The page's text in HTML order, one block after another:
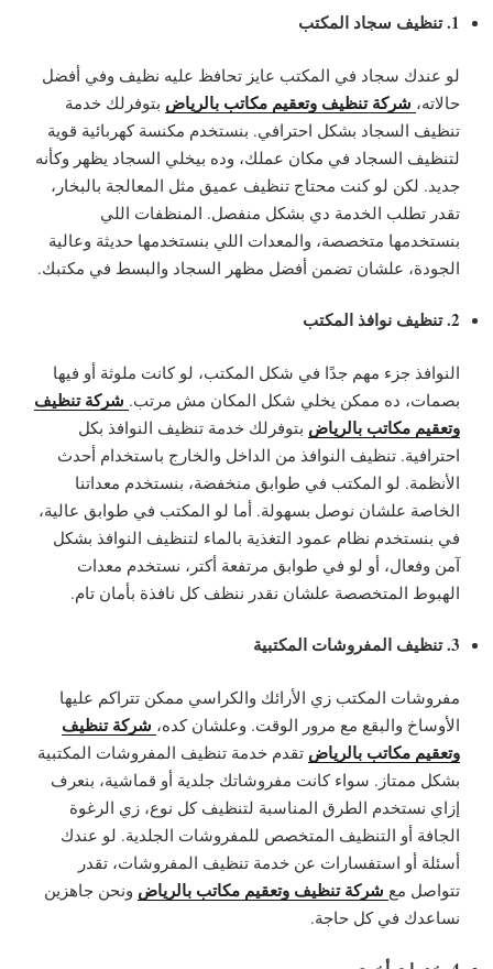
1. تنظيف سجاد المكتب
لو عندك سجاد في المكتب عايز تحافظ عليه نظيف وفي أفضل
حالاته، شركة تنظيف وتعقيم مكاتب بالرياض بتوفرلك خدمة
تنظيف السجاد بشكل احترافي. بنستخدم مكنسة كهربائية قوية
لتنظيف السجاد في مكان عملك، وده بيخلي السجاد يظهر وكأنه
جديد. لكن لو كنت محتاج تنظيف عميق مثل المعالجة بالبخار،
تقدر تطلب الخدمة دي بشكل منفصل. المنظفات اللي
بنستخدمها متخصصة، والمعدات اللي بنستخدمها حديثة وعالية
الجودة، علشان تضمن أفضل مظهر السجاد والبسط في مكتبك.
2. تنظيف نوافذ المكتب
النوافذ جزء مهم جدًا في شكل المكتب، لو كانت ملوثة أو فيها
بصمات، ده ممكن يخلي شكل المكان مش مرتب. شركة تنظيف
وتعقيم مكاتب بالرياض بتوفرلك خدمة تنظيف النوافذ بكل
احترافية. تنظيف النوافذ من الداخل والخارج باستخدام أحدث
الأنظمة. لو المكتب في طوابق منخفضة، بنستخدم معداتنا
الخاصة علشان نوصل بسهولة. أما لو المكتب في طوابق عالية،
في بنستخدم نظام عمود التغذية بالماء لتنظيف النوافذ بشكل
آمن وفعال، أو لو في طوابق مرتفعة أكتر، نستخدم معدات
الهبوط المتخصصة علشان نقدر ننظف كل نافذة بأمان تام.
3. تنظيف المفروشات المكتبية
مفروشات المكتب زي الأرائك والكراسي ممكن تتراكم عليها
الأوساخ والبقع مع مرور الوقت. وعلشان كده، شركة تنظيف
وتعقيم مكاتب بالرياض تقدم خدمة تنظيف المفروشات المكتبية
بشكل ممتاز. سواء كانت مفروشاتك جلدية أو قماشية، بنعرف
إزاي نستخدم الطرق المناسبة لتنظيف كل نوع، زي الرغوة
الجافة أو التنظيف المتخصص للمفروشات الجلدية. لو عندك
أسئلة أو استفسارات عن خدمة تنظيف المفروشات، تقدر
تتواصل مع شركة تنظيف وتعقيم مكاتب بالرياض ونحن جاهزين
نساعدك في كل حاجة.